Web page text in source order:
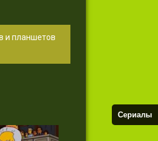
и планшетов
Сериалы